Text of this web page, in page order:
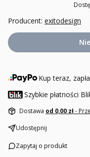
Producent: exitodesign
Kup teraz,
Szybkie płatności
Dostawa od 0,00 zł-
Udostępnij
Zapytaj o produkt